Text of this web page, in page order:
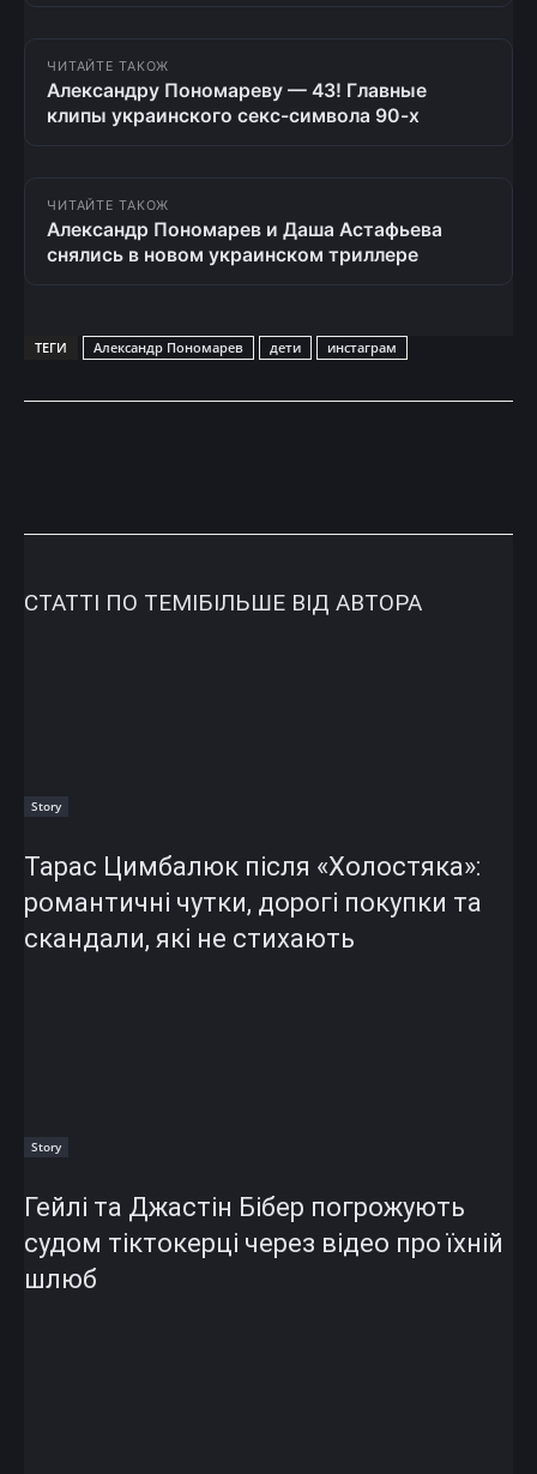
ЧИТАЙТЕ ТАКОЖ
Александру Пономареву — 43! Главные
клипы украинского секс-символа 90-х
ЧИТАЙТЕ ТАКОЖ
Александр Пономарев и Даша Астафьева
снялись в новом украинском триллере
ТЕГИ Александр Пономарев дети инстаграм
СТАТТІ ПО ТЕМІБІЛЬШЕ ВІД АВТОРА
Story
Тарас Цимбалюк після «Холостяка»:
романтичні чутки, дорогі покупки та
скандали, які не стихають
Story
Гейлі та Джастін Бібер погрожують
судом тіктокерці через відео про їхній
шлюб